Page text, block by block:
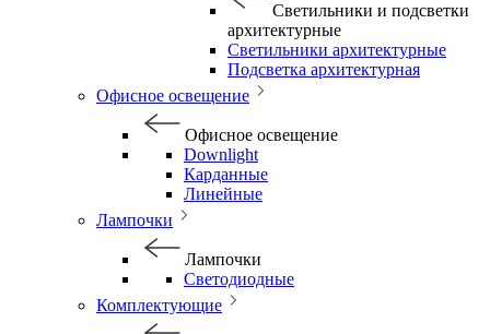
Светильники и подсветки
архитектурные
Светильники архитектурные
Подсветка архитектурная
Офисное освещение
Офисное освещение
Downlight
Карданные
Линейные
Лампочки
Лампочки
Светодиодные
Комплектующие